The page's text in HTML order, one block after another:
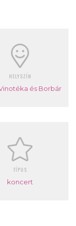
HELYSZÍN
és Borbár
TÍPUS
koncert